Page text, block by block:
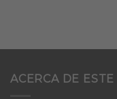
ACERCA DE